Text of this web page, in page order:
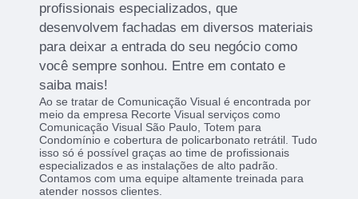
profissionais especializados, que
desenvolvem fachadas em diversos materiais
para deixar a entrada do seu negócio como
você sempre sonhou. Entre em contato e
saiba mais!
Ao se tratar de Comunicação Visual é encontrada por
meio da empresa Recorte Visual serviços como
Comunicação Visual São Paulo, Totem para
Condomínio e cobertura de policarbonato retrátil. Tudo
isso só é possível graças ao time de profissionais
especializados e as instalações de alto padrão.
Contamos com uma equipe altamente treinada para
atender nossos clientes.